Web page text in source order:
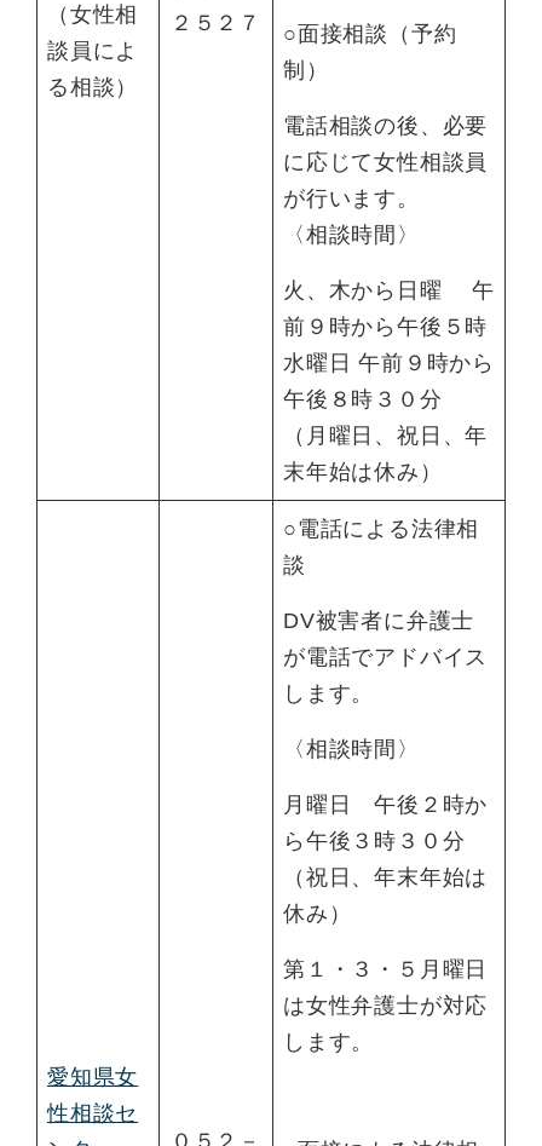
（女性相
談員によ
る相談）
２５２７
○面接相談（予約
制）
電話相談の後、必要
に応じて女性相談員
が行います。
〈相談時間〉
火、木から日曜 午
前９時から午後５時
水曜日 午前９時から
午後８時３０分
（月曜日、祝日、年
末年始は休み）
愛知県女
性相談セ
０５２－
○電話による法律相
談
DV被害者に弁護士
が電話でアドバイス
します。
〈相談時間〉
月曜日 午後２時か
ら午後３時３０分
（祝日、年末年始は
休み）
第１・３・５月曜日
は女性弁護士が対応
します。